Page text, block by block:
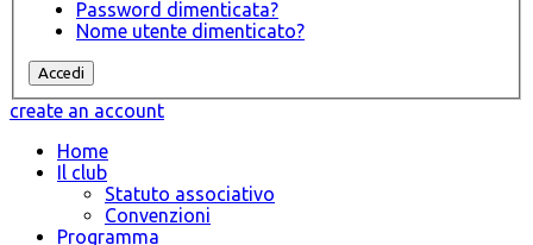
Password dimenticata?
Nome utente dimenticato?
create an account
Home
Il club
Statuto associativo
Convenzioni
Programma